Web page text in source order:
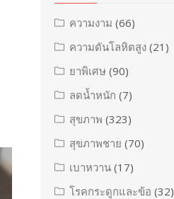
ความงาม (66)
ความดันโลหิตสูง (21)
ยาพิเศษ (90)
ลดน้ำหนัก (7)
สุขภาพ (323)
สุขภาพชาย (70)
เบาหวาน (17)
โรคกระดูกและข้อ (32)